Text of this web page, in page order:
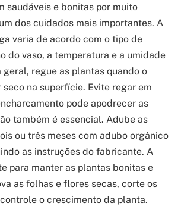
saudáveis e bonitas por muito
dos cuidados mais importantes. A
varia de acordo com o tipo de
do vaso, a temperatura e a umidade
geral, regue as plantas quando o
na superfície. Evite regar em
pode apodrecer as
também é essencial. Adube as
ou três meses com adubo orgânico
as instruções do fabricante. A
para manter as plantas bonitas e
as folhas e flores secas, corte os
o crescimento da planta.